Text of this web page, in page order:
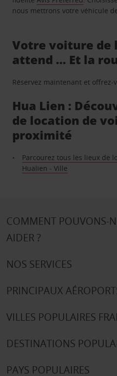
nous mettrons votre véhicule
Votre voiture de
attend … Et la
Réservez maintenant et offrez-
Hua Lien :
de location de
proximité
Parcourez tous les lieux de
Hualien - Ville
COMMENT POUVONS-
AIDER ?
NOS SERVICES
PRINCIPAUX
VILLES POPULAIRES
DESTINATIONS
PAYS POPULAIRES